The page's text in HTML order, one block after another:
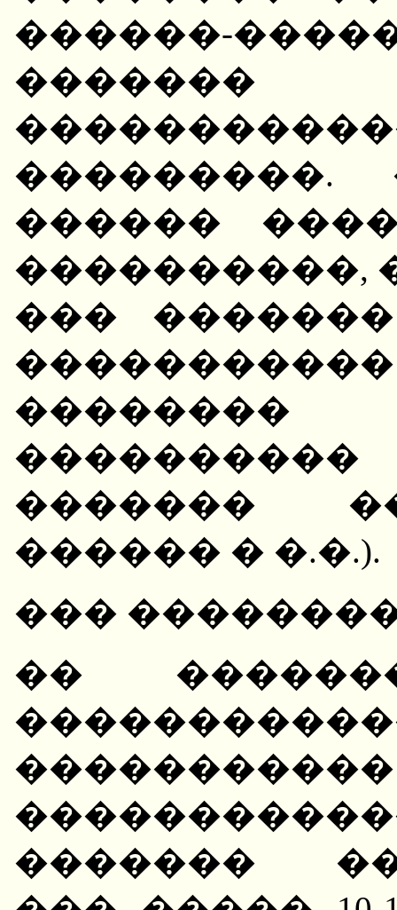
������-
������
����������,
���
�������
������ � �.�.).
���
��
�������